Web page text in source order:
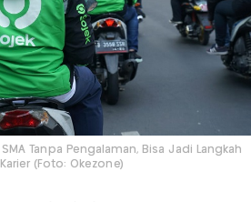
Tanpa Pengalaman, Bisa Jadi Langkah
(Foto: Okezone)